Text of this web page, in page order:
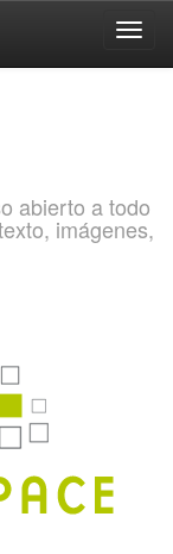
abierto a todo
imágenes,